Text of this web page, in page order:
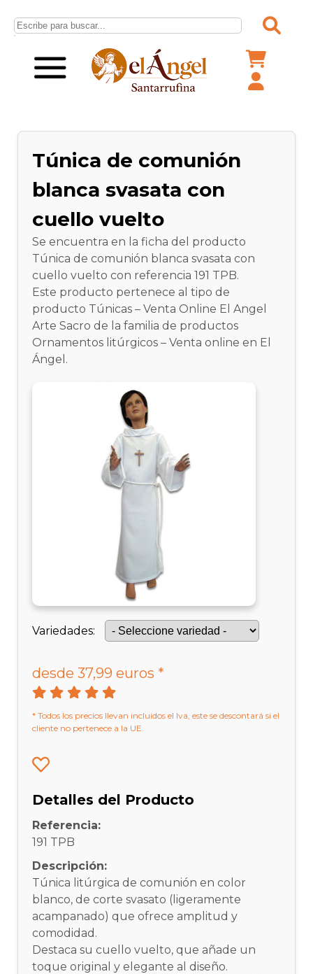
Túnica de comunión
blanca svasata con
cuello vuelto
Se encuentra en la ficha del producto
Túnica de comunión blanca svasata con
cuello vuelto con referencia 191 TPB.
Este producto pertenece al tipo de
producto Túnicas – Venta Online El Angel
Arte Sacro de la familia de productos
Ornamentos litúrgicos – Venta online en El
Ángel.
Variedades:
desde 37,99 euros *
* Todos los precios llevan incluidos el Iva, este se descontará si el
cliente no pertenece a la UE.
Detalles del Producto
Referencia:
191 TPB
Descripción:
Túnica litúrgica de comunión en color
blanco, de corte svasato (ligeramente
acampanado) que ofrece amplitud y
comodidad.
Destaca su cuello vuelto, que añade un
toque original y elegante al diseño.